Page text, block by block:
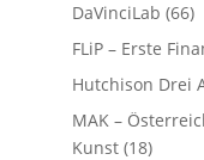
DaVinciLab (66)
FLiP – Erste
Hutchison Drei
MAK –
Kunst(18)